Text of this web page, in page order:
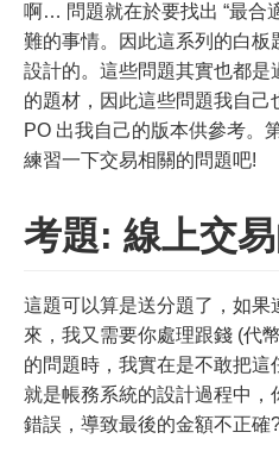
啊… 問題就在於要找出 “最合
難的事情。因此這系列的白
設計的。這些問題其實也都是
的題材，因此這些問題我自
PO 出我自己的版本供參考。
練習一下交易相關的問題吧!
考題: 線上交
這題可以算是送分題了，如果
來，我又需要你處理跟錢 (代
的問題時，我實在是不敢把這
就是帳務系統的設計過程中
錯誤，導致最後的金額不正確